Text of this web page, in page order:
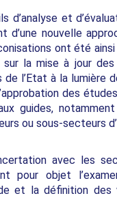
d’analyse et
d’une nouvelle
ont été
la mise à jour
l’Etat à la lumière
des
guides,
ou sous-secteurs
avec les
pour objet
et la définition des